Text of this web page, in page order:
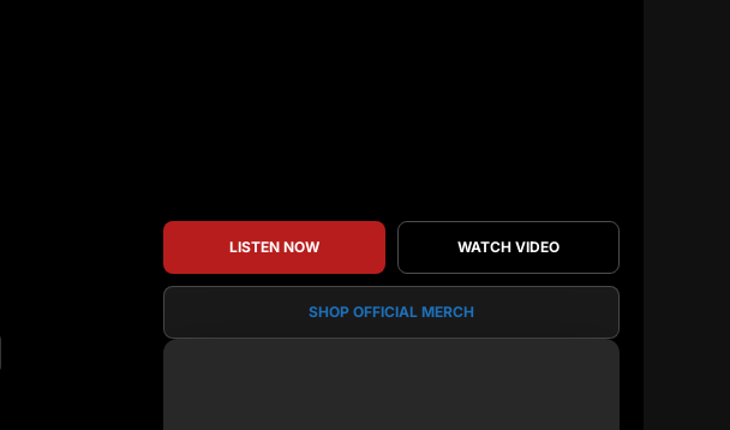
LISTEN NOW WATCH VIDEO
SHOP OFFICIAL MERCH